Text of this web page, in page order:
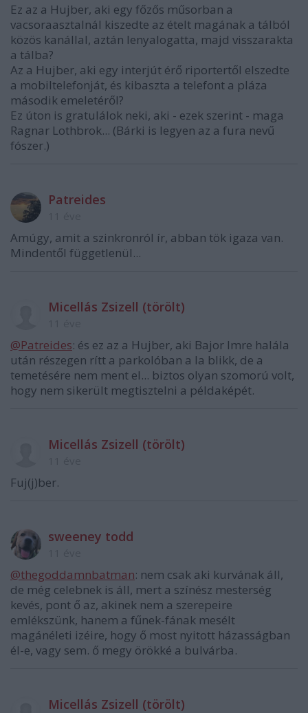
Ez az a Hujber, aki egy főzős műsorban a
vacsoraasztalnál kiszedte az ételt magának a tálból
közös kanállal, aztán lenyalogatta, majd visszarakta
a tálba?
Az a Hujber, aki egy interjút érő riportertől elszedte
a mobiltelefonját, és kibaszta a telefont a pláza
második emeletéről?
Ez úton is gratulálok neki, aki - ezek szerint - maga
Ragnar Lothbrok... (Bárki is legyen az a fura nevű
fószer.)
Patreides
Amúgy, amit a szinkronról ír, abban tök igaza van.
Mindentől függetlenül...
Micellás Zsizell (törölt)
@Patreides: és ez az a Hujber, aki Bajor Imre halála
után részegen rítt a parkolóban a la blikk, de a
temetésére nem ment el... biztos olyan szomorú volt,
hogy nem sikerült megtisztelni a példaképét.
Micellás Zsizell (törölt)
Fuj(j)ber.
sweeney todd
@thegoddamnbatman: nem csak aki kurvának áll,
de még celebnek is áll, mert a színész mesterség
kevés, pont ő az, akinek nem a szerepeire
emlékszünk, hanem a fűnek-fának mesélt
magánéleti izéire, hogy ő most nyitott házasságban
él-e, vagy sem. ő megy örökké a bulvárba.
Micellás Zsizell (törölt)